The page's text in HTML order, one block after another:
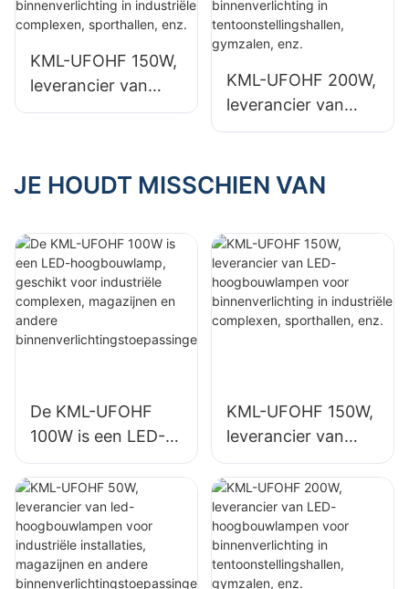
andere
oepassingen.
magazijnen en
andere
binnenverlichtingst
oepassingen.
KML-UFOHF 150W,
leverancier van
LED-
binnenverlichting in
complexen,
sporthallen, enz.
KML-UFOHF 200W,
leverancier van
LED-
voor
tentoonstellingshall
en, gymzalen, enz.
JE HOUDT MISSCHIEN VAN
De KML-UFOHF
100W is een LED-
hoogbouwlamp,
geschikt voor
industriële
complexen,
magazijnen en
andere
KML-UFOHF 150W,
leverancier van
LED-
hoogbouwlampen
voor
binnenverlichting in
industriële
complexen,